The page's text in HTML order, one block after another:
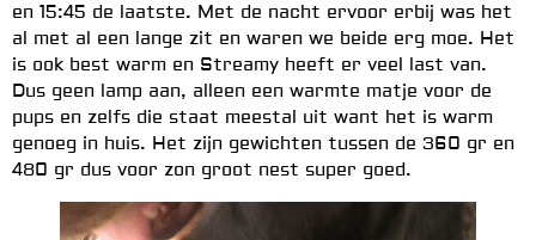
en 15:45 de laatste. Met de nacht ervoor erbij was het
al met al een lange zit en waren we beide erg moe. Het
is ook best warm en Streamy heeft er veel last van.
Dus geen lamp aan, alleen een warmte matje voor de
pups en zelfs die staat meestal uit want het is warm
genoeg in huis. Het zijn gewichten tussen de 360 gr en
480 gr dus voor zon groot nest super goed.